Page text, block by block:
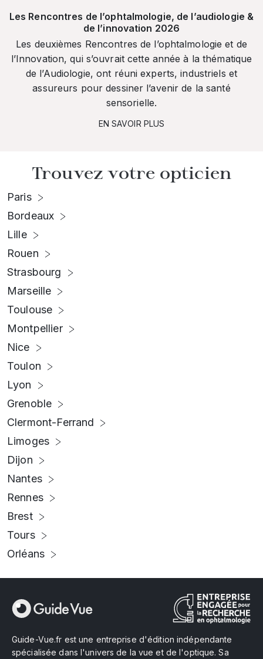
Les Rencontres de l’ophtalmologie, de l’audiologie &
de l’innovation 2026
Les deuxièmes Rencontres de l’ophtalmologie et de
l’Innovation, qui s’ouvrait cette année à la thématique
de l’Audiologie, ont réuni experts, industriels et
assureurs pour dessiner l’avenir de la santé
sensorielle.
EN SAVOIR PLUS
Trouvez votre opticien
Paris
Bordeaux
Lille
Rouen
Strasbourg
Marseille
Toulouse
Montpellier
Nice
Toulon
Lyon
Grenoble
Clermont-Ferrand
Limoges
Dijon
Nantes
Rennes
Brest
Tours
Orléans
Guide-Vue.fr est une entreprise d'édition indépendante
spécialisée dans l'univers de la vue et de l'optique. Sa